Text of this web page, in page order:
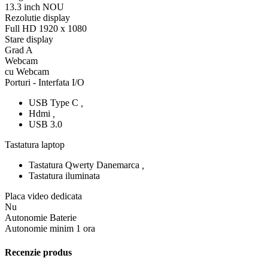
13.3 inch NOU
Rezolutie display
Full HD 1920 x 1080
Stare display
Grad A
Webcam
cu Webcam
Porturi - Interfata I/O
USB Type C
Hdmi
USB 3.0
Tastatura laptop
Tastatura Qwerty Danemarca
Tastatura iluminata
Placa video dedicata
Nu
Autonomie Baterie
Autonomie minim 1 ora
Recenzie produs